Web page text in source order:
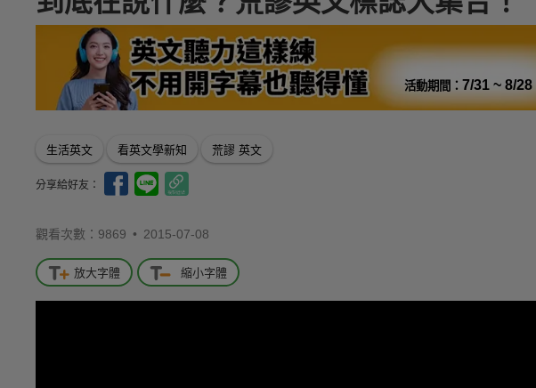
活動期間： 7/31 ~ 8/28
生活英文 看英文學新知 荒謬 英文
分享給好友：
觀看次數：9869 • 2015-07-08
放大字體 縮小字體